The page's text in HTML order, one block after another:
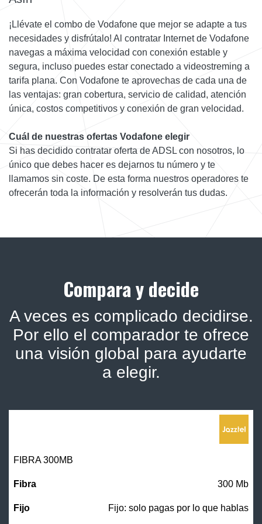
¡Llévate el combo de Vodafone que mejor se adapte a tus
necesidades y disfrútalo! Al contratar Internet de Vodafone
navegas a máxima velocidad con conexión estable y
segura, incluso puedes estar conectado a videostreming a
tarifa plana. Con Vodafone te aprovechas de cada una de
las ventajas: gran cobertura, servicio de calidad, atención
única, costos competitivos y conexión de gran velocidad.
Cuál de nuestras ofertas Vodafone elegir
Si has decidido contratar oferta de ADSL con nosotros, lo
único que debes hacer es dejarnos tu número y te
llamamos sin coste. De esta forma nuestros operadores te
ofrecerán toda la información y resolverán tus dudas.
Compara y decide
A veces es complicado decidirse.
Por ello el comparador te ofrece
una visión global para ayudarte
a elegir.
FIBRA 300MB
300 Mb
Fijo: solo pagas por lo que hablas